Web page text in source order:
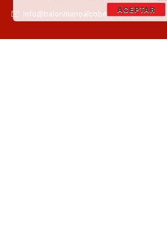
info@balonmanoalcobendas.esACEPTAR